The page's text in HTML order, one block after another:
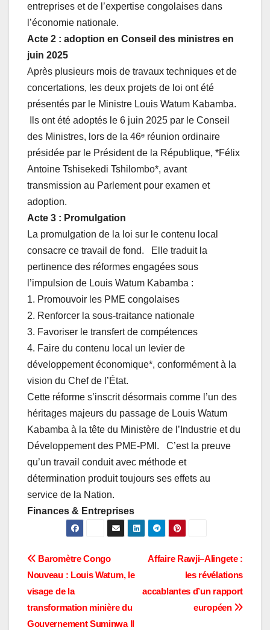
entreprises et de l’expertise congolaises dans
l’économie nationale.
Acte 2 : adoption en Conseil des ministres en
juin 2025
Après plusieurs mois de travaux techniques et de
concertations, les deux projets de loi ont été
présentés par le Ministre Louis Watum Kabamba.
Ils ont été adoptés le 6 juin 2025 par le Conseil
des Ministres, lors de la 46ᵉ réunion ordinaire
présidée par le Président de la République, *Félix
Antoine Tshisekedi Tshilombo*, avant
transmission au Parlement pour examen et
adoption.
Acte 3 : Promulgation
La promulgation de la loi sur le contenu local
consacre ce travail de fond. Elle traduit la
pertinence des réformes engagées sous
l’impulsion de Louis Watum Kabamba :
1. Promouvoir les PME congolaises
2. Renforcer la sous-traitance nationale
3. Favoriser le transfert de compétences
4. Faire du contenu local un levier de
développement économique*, conformément à la
vision du Chef de l’État.
Cette réforme s’inscrit désormais comme l’un des
héritages majeurs du passage de Louis Watum
Kabamba à la tête du Ministère de l’Industrie et du
Développement des PME-PMI. C’est la preuve
qu’un travail conduit avec méthode et
détermination produit toujours ses effets au
service de la Nation.
Finances & Entreprises
Navigation
de
l’article
Affaire Rawji–Alingete :
les révélations
accablantes d’un rapport
européen
Baromètre Congo
Nouveau : Louis Watum, le
visage de la
transformation minière du
Gouvernement Suminwa II